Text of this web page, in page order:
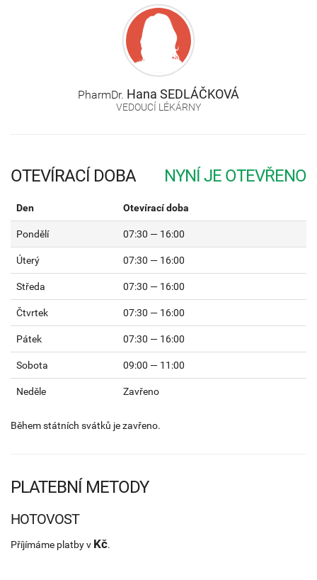
PharmDr. Hana SEDLÁČKOVÁ
VEDOUCÍ LÉKÁRNY
OTEVÍRACÍ DOBA
Den Otevírací doba
Pondělí 07:30 — 16:00
Úterý 07:30 — 16:00
Středa 07:30 — 16:00
Čtvrtek 07:30 — 16:00
Pátek 07:30 — 16:00
Sobota 09:00 — 11:00
Neděle Zavřeno
Během státních svátků je zavřeno.
PLATEBNÍ METODY
HOTOVOST
Příjímáme platby v Kč.